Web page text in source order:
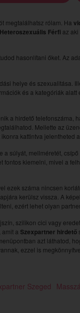
megtalálhatsz rólam. Ha
Heteroszexuális Férfi az
hasonlítani őket. Az
helye és szexualitása.
és a kategóriák
a hirdető
Mellette az
kattintva
súlyát, mellméretét,
kiemelni, mivel a
száma nincsen
kerülsz vissza. A
ezért lehet olyan
szilikon cici vagy
a Szexpartner hirdető
azt láthatod,
ezzel is
Szeged